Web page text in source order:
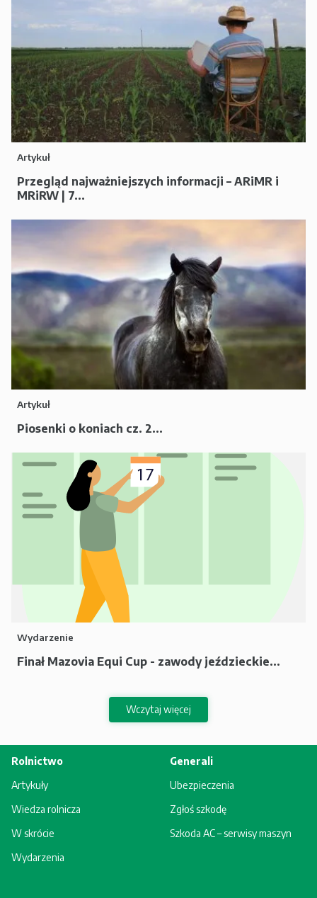
Artykuł
Przegląd najważniejszych informacji – ARiMR i
MRiRW | 7...
Artykuł
Piosenki o koniach cz. 2...
Wydarzenie
Finał Mazovia Equi Cup - zawody jeździeckie...
Wczytaj więcej
Rolnictwo
Artykuły
Wiedza rolnicza
W skrócie
Wydarzenia
Generali
Ubezpieczenia
Zgłoś szkodę
Szkoda AC – serwisy maszyn